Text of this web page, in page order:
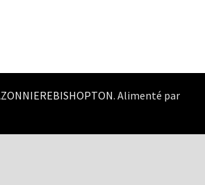
. Alimenté par